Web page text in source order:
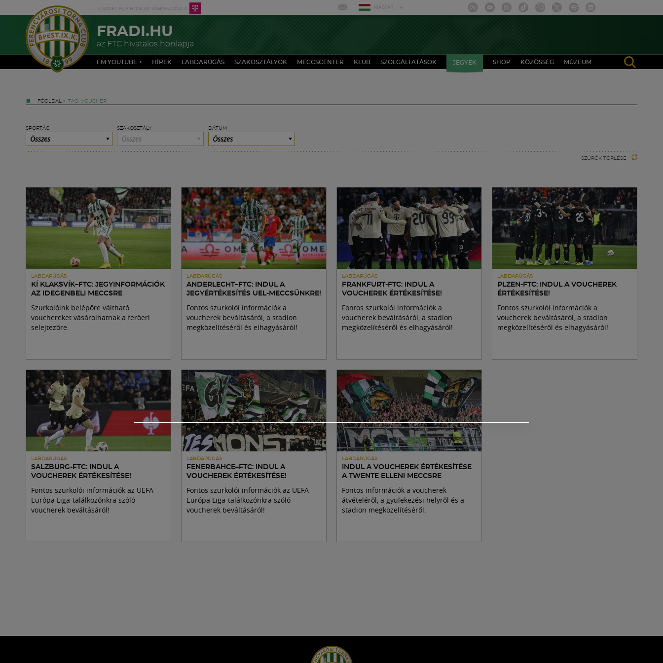
MAGYAR
FRADI.HU
az FTC hivatalos honlapja
FM YOUTUBE + HÍREK LABDARÚGÁS SZAKOSZTÁLYOK MECCSCENTER KLUB SZOLGÁLTATÁSOK JEGYEK SHOP KÖZÖSSÉG MÚZEUM
FŐOLDAL » TAG: VOUCHER
SPORTÁG
Összes
SZAKOSZTÁLY
Összes
DÁTUM
Összes
SZŰRŐK TÖRLÉSE
LABDARÚGÁS
KÍ KLAKSVÍK–FTC: JEGYINFORMÁCIÓK
AZ IDEGENBELI MECCSRE
Szurkolóink belépőre váltható
vouchereket vásárolhatnak a feröeri
selejtezőre.
LABDARÚGÁS
ANDERLECHT–FTC: INDUL A
JEGYÉRTÉKESÍTÉS UEL-MECCSÜNKRE!
Fontos szurkolói információk a
voucherek beváltásáról, a stadion
megközelítéséről és elhagyásáról!
LABDARÚGÁS
FRANKFURT-FTC: INDUL A
VOUCHEREK ÉRTÉKESÍTÉSE!
Fontos szurkolói információk a
voucherek beváltásáról, a stadion
megközelítéséről és elhagyásáról!
LABDARÚGÁS
PLZEN-FTC: INDUL A VOUCHEREK
ÉRTÉKESÍTÉSE!
Fontos szurkolói információk a
voucherek beváltásáról, a stadion
megközelítéséről és elhagyásáról!
LABDARÚGÁS
SALZBURG-FTC: INDUL A
VOUCHEREK ÉRTÉKESÍTÉSE!
Fontos szurkolói információk az UEFA
Európa Liga-találkozónkra szóló
voucherek beváltásáról!
LABDARÚGÁS
FENERBAHCE–FTC: INDUL A
VOUCHEREK ÉRTÉKESÍTÉSE!
Fontos szurkolói információk az UEFA
Európa Liga-találkozónkra szóló
voucherek beváltásáról!
LABDARÚGÁS
INDUL A VOUCHEREK ÉRTÉKESÍTÉSE
A TWENTE ELLENI MECCSRE
Fontos információk a voucherek
átvételéről, a gyülekezési helyről és a
stadion megközelítéséről.